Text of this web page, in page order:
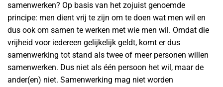
samenwerken? Op basis van het zojuist genoemde
principe: men dient vrij te zijn om te doen wat men wil en
dus ook om samen te werken met wie men wil. Omdat die
vrijheid voor iedereen gelijkelijk geldt, komt er dus
samenwerking tot stand als twee of meer personen willen
samenwerken. Dus niet als één persoon het wil, maar de
ander(en) niet. Samenwerking mag niet worden